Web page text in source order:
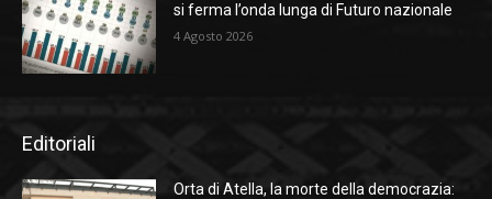
si ferma l’onda lunga di Futuro nazionale
4 Agosto 2026
Editoriali
Orta di Atella, la morte della democrazia: